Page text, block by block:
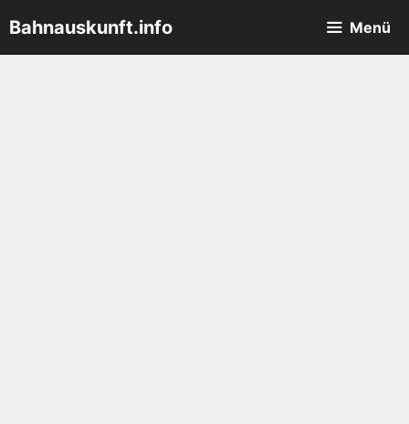
Inhalt
springen
Bahnauskunft.info Menü